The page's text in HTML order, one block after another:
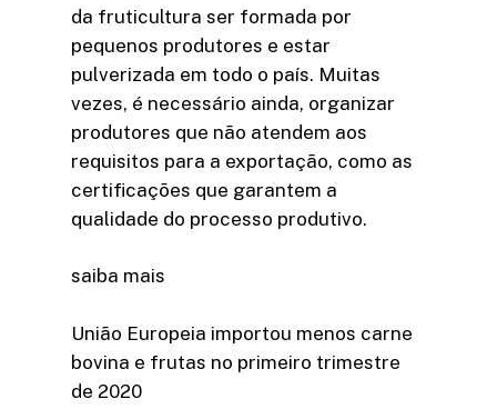
da fruticultura ser formada por
pequenos produtores e estar
pulverizada em todo o país. Muitas
vezes, é necessário ainda, organizar
produtores que não atendem aos
requisitos para a exportação, como as
certificações que garantem a
qualidade do processo produtivo.
saiba mais
União Europeia importou menos carne
bovina e frutas no primeiro trimestre
de 2020